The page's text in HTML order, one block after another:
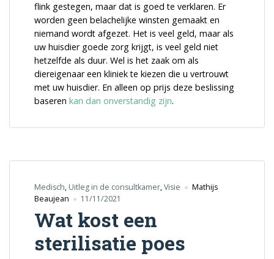
flink gestegen, maar dat is goed te verklaren. Er
worden geen belachelijke winsten gemaakt en
niemand wordt afgezet. Het is veel geld, maar als
uw huisdier goede zorg krijgt, is veel geld niet
hetzelfde als duur. Wel is het zaak om als
diereigenaar een kliniek te kiezen die u vertrouwt
met uw huisdier. En alleen op prijs deze beslissing
baseren kan dan onverstandig zijn.
Medisch, Uitleg in de consultkamer,Visie
Mathijs
Beaujean
11/11/2021
Wat kost een
sterilisatie poes